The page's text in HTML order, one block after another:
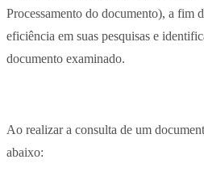
Processamento do documento), a fim
eficiência em suas pesquisas e
documento examinado.
Ao realizar a consulta de um
abaixo: